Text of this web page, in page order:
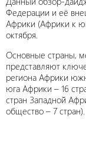
Федерации и её
Африки (Африки к
октября.
Основные страны,
представляют
региона Африки
юга Африки – 16
стран Западной
общество – 7 стран).